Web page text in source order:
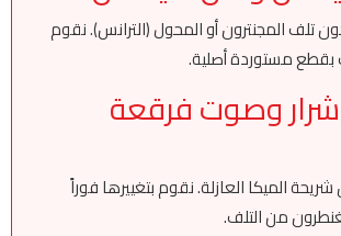
تلف المجنترون أو المحول (الترانس). نقوم
بقطع مستوردة أصلية.
وصوت فرقعة
الميكا العازلة. نقوم بتغييرها فوراً
من التلف.